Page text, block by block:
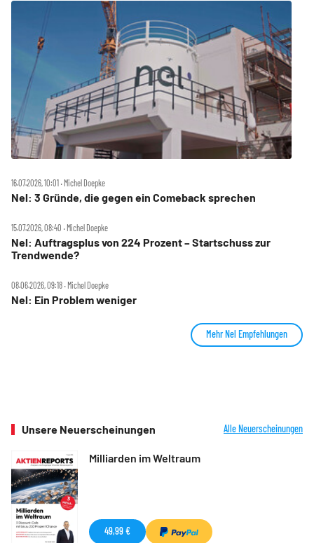
16.07.2026, 10:01 ‧ Michel Doepke
Nel: 3 Gründe, die gegen ein Comeback sprechen
15.07.2026, 08:40 ‧ Michel Doepke
Nel: Auftragsplus von 224 Prozent – Startschuss zur
Trendwende?
08.06.2026, 09:18 ‧ Michel Doepke
Nel: Ein Problem weniger
Mehr Nel Empfehlungen
Unsere Neuerscheinungen Alle Neuerscheinungen
Milliarden im Weltraum
49,99 €